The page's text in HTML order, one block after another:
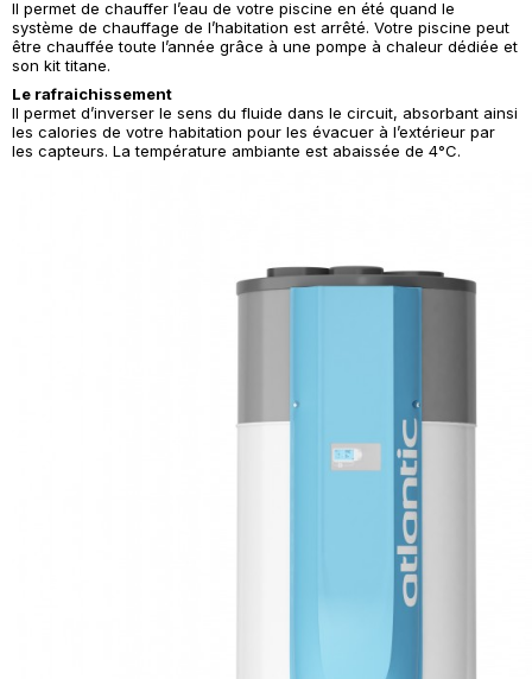
Il permet de chauffer l’eau de votre piscine en été quand le
système de chauffage de l’habitation est arrêté. Votre piscine peut
être chauffée toute l’année grâce à une pompe à chaleur dédiée et
son kit titane.
Le rafraichissement
Il permet d’inverser le sens du fluide dans le circuit, absorbant ainsi
les calories de votre habitation pour les évacuer à l’extérieur par
les capteurs. La température ambiante est abaissée de 4°C.